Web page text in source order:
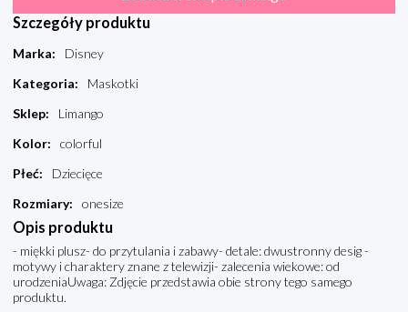
Szczegóły produktu
Marka:
Disney
Kategoria:
Maskotki
Sklep:
Limango
Kolor:
colorful
Płeć:
Dziecięce
Rozmiary: onesize
Opis produktu
- miękki plusz- do przytulania i zabawy- detale: dwustronny desig -
motywy i charaktery znane z telewizji- zalecenia wiekowe: od
urodzeniaUwaga: Zdjęcie przedstawia obie strony tego samego
produktu.